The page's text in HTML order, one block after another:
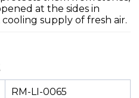
at the sides in
supply of fresh air.
RM-LI-0065